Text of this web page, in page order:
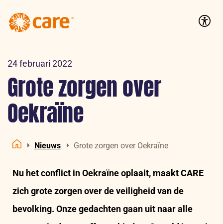
24 februari 2022
Grote zorgen over
Oekraïne
Nieuws Grote zorgen over Oekraïne
Nu het conflict in Oekraïne oplaait, maakt CARE
zich grote zorgen over de veiligheid van de
bevolking. Onze gedachten gaan uit naar alle